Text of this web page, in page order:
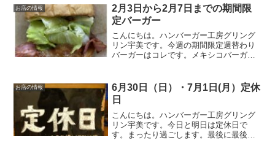
が試行錯誤して完成させました。この時
期にピッタリのソース...
お店の情報
2月3日から2月7日までの期間限
定バーガー
こんにちは。ハンバーガー工房グリング
リン宇美です。今週の期間限定週替わり
バーガーはコレです。メキシコバーガ
シコと言えばコレと自信を持って提供す
る期間限定週替わりバー...
お店の情報
6月30日（日）・7月1日(月）定休
日
こんにちは。ハンバーガー工房グリング
リン宇美です。今日と明日は定休日で
す。まったり過ごします。最後に最後ま